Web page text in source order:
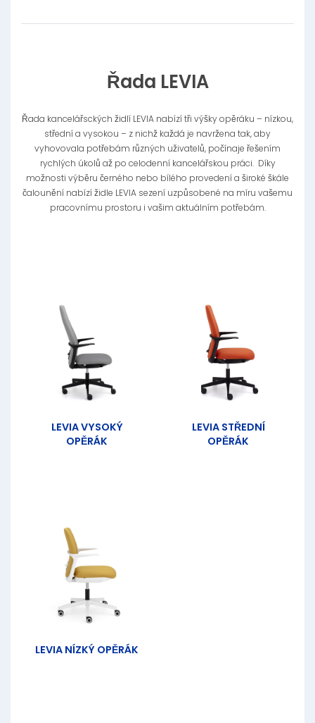
Řada LEVIA
Řada kancelářsckých židlí LEVIA nabízí tři výšky opěráku – nízkou,
střední a vysokou – z nichž každá je navržena tak, aby
vyhovovala potřebám různých uživatelů, počínaje řešením
rychlých úkolů až po celodenní kancelářskou práci. Díky
možnosti výběru černého nebo bílého provedení a široké škále
čalounění nabízí židle LEVIA sezení uzpůsobené na míru vašemu
pracovnímu prostoru i vašim aktuálním potřebám.
LEVIA VYSOKÝ
OPĚRÁK
LEVIA STŘEDNÍ
OPĚRÁK
LEVIA NÍZKÝ OPĚRÁK